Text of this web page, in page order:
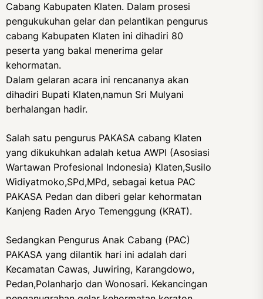
Cabang Kabupaten Klaten. Dalam prosesi
pengukukuhan gelar dan pelantikan pengurus
cabang Kabupaten Klaten ini dihadiri 80
peserta yang bakal menerima gelar
kehormatan.
Dalam gelaran acara ini rencananya akan
dihadiri Bupati Klaten,namun Sri Mulyani
berhalangan hadir.
Salah satu pengurus PAKASA cabang Klaten
yang dikukuhkan adalah ketua AWPI (Asosiasi
Wartawan Profesional Indonesia) Klaten,Susilo
Widiyatmoko,SPd,MPd, sebagai ketua PAC
PAKASA Pedan dan diberi gelar kehormatan
Kanjeng Raden Aryo Temenggung (KRAT).
Sedangkan Pengurus Anak Cabang (PAC)
PAKASA yang dilantik hari ini adalah dari
Kecamatan Cawas, Juwiring, Karangdowo,
Pedan,Polanharjo dan Wonosari. Kekancingan